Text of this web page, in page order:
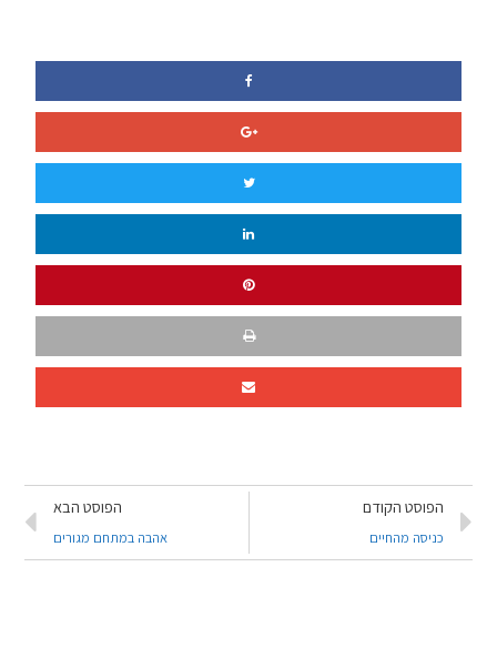
הפוסט הקודם
כניסה מהחיים
הפוסט הבא
אהבה במתחם מגורים